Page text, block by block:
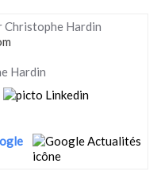
Christophe Hardin
Hardin